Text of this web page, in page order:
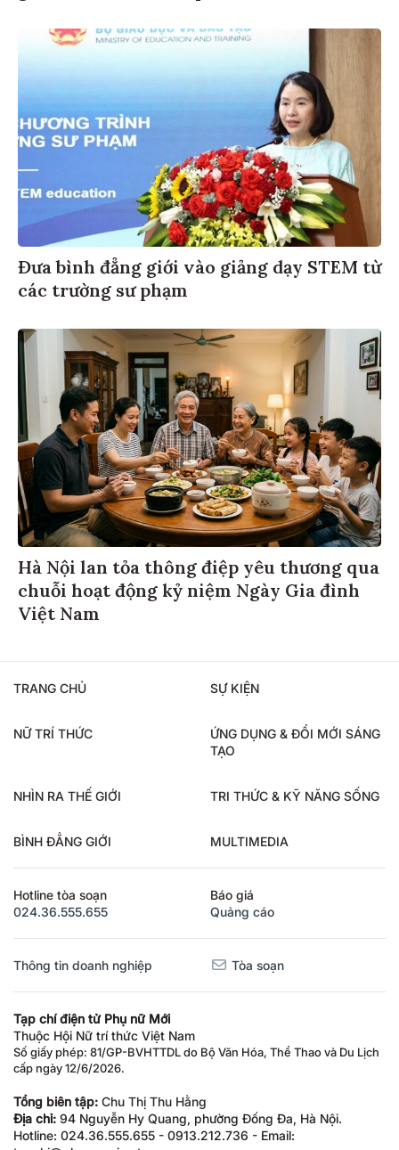
Đưa bình đẳng giới vào giảng dạy STEM từ
các trường sư phạm
Hà Nội lan tỏa thông điệp yêu thương qua
chuỗi hoạt động kỷ niệm Ngày Gia đình
Việt Nam
TRANG CHỦ SỰ KIỆN
NỮ TRÍ THỨC
ỨNG DỤNG & ĐỔI MỚI SÁNG
TẠO
NHÌN RA THẾ GIỚI TRI THỨC & KỸ NĂNG SỐNG
BÌNH ĐẲNG GIỚI MULTIMEDIA
Hotline tòa soạn
024.36.555.655
Báo giá
Quảng cáo
Thông tin doanh nghiệp Tòa soạn
Tạp chí điện tử Phụ nữ Mới
Thuộc Hội Nữ trí thức Việt Nam
Số giấy phép: 81/GP-BVHTTDL do Bộ Văn Hóa, Thể Thao và Du Lịch
cấp ngày 12/6/2026.
Tổng biên tập: Chu Thị Thu Hằng
Địa chỉ: 94 Nguyễn Hy Quang, phường Đống Đa, Hà Nội.
Hotline: 024.36.555.655 - 0913.212.736 - Email: